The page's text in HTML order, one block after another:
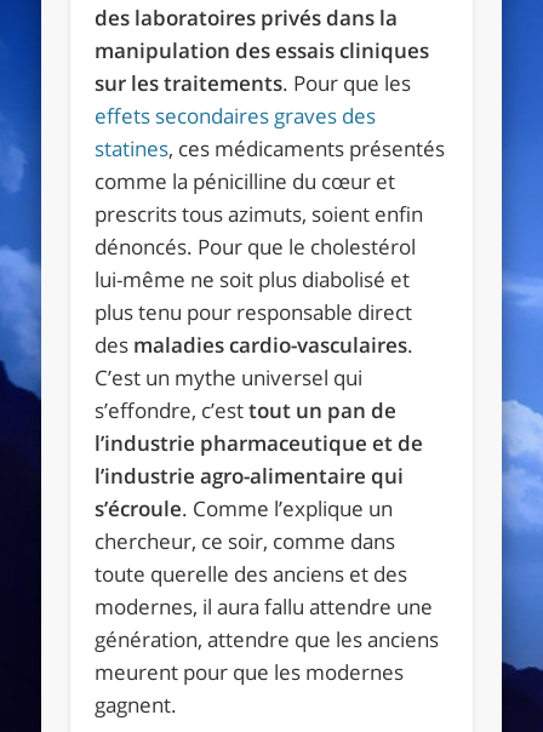
des laboratoires privés dans la
manipulation des essais cliniques
sur les traitements. Pour que les
effets secondaires graves des
statines, ces médicaments présentés
comme la pénicilline du cœur et
prescrits tous azimuts, soient enfin
dénoncés. Pour que le cholestérol
lui-même ne soit plus diabolisé et
plus tenu pour responsable direct
des maladies cardio-vasculaires.
C’est un mythe universel qui
s’effondre, c’esttout un pan de
l’industrie pharmaceutique et de
l’industrie agro-alimentaire qui
s’écroule. Comme l’explique un
chercheur, ce soir, comme dans
toute querelle des anciens et des
modernes, il aura fallu attendre une
génération, attendre que les anciens
meurent pour que les modernes
gagnent.